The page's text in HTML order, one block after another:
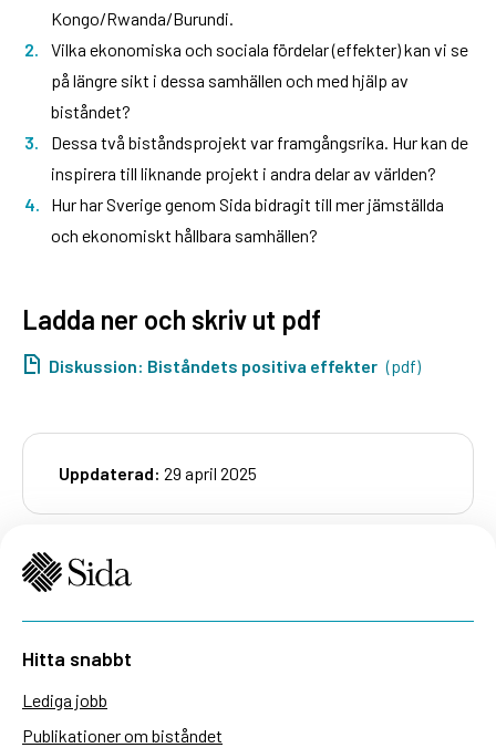
Kongo/Rwanda/Burundi.
Vilka ekonomiska och sociala fördelar (effekter) kan vi se
på längre sikt i dessa samhällen och med hjälp av
biståndet?
Dessa två biståndsprojekt var framgångsrika. Hur kan de
inspirera till liknande projekt i andra delar av världen?
Hur har Sverige genom Sida bidragit till mer jämställda
och ekonomiskt hållbara samhällen?
Ladda ner och skriv ut pdf
Diskussion: Biståndets positiva effekter (pdf)
Uppdaterad: 29 april 2025
Hitta snabbt
Lediga jobb
Publikationer om biståndet